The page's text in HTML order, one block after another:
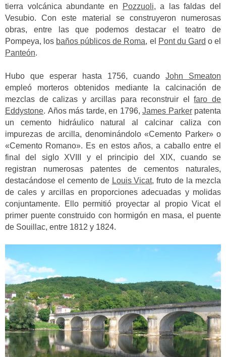
tierra volcánica abundante en
Pozzuoli, a las faldas del
Vesubio. Con este material se construyeron numerosas
obras, entre las que podemos destacar el teatro de
Pompeya, los baños públicos de Roma, el Pont du Gard o el
Panteón.
Hubo que esperar hasta 1756, cuando John Smeaton
empleó morteros obtenidos mediante la calcinación de
mezclas de calizas y arcillas para reconstruir elfaro de
Eddystone. Años más tarde, en 1796, James Parkerpatenta
un cemento hidráulico natural al calcinar caliza con
impurezas de arcilla, denominándolo «Cemento Parker» o
«Cemento Romano». Es en estos años, a caballo entre el
final del siglo XVIII y el principio del XIX, cuando se
registran numerosas patentes de cementos naturales,
destacándose el cemento de Louis Vicat, fruto de la mezcla
de cales y arcillas en proporciones adecuadas y molidas
conjuntamente. Ello permitió proyectar al propio Vicat el
primer puente construido con hormigón en masa, el puente
de Souillac, entre 1812 y 1824.